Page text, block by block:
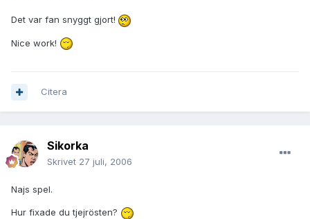
Det var fan snyggt gjort!
Nice work!
Citera
Sikorka
Skrivet 27 juli, 2006
Najs spel.
Hur fixade du tjejrösten?